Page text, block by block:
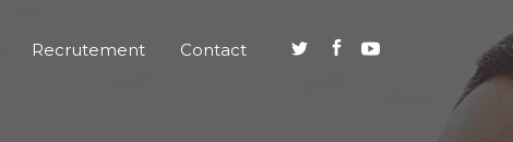
Recrutement Contact